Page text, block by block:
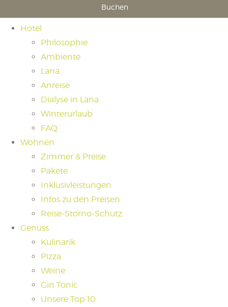
Buchen
Hotel
Philosophie
Ambiente
Lana
Anreise
Dialyse in Lana
Winterurlaub
FAQ
Wohnen
Zimmer & Preise
Pakete
Inklusivleistungen
Infos zu den Preisen
Reise-Storno-Schutz
Genuss
Kulinarik
Pizza
Weine
Gin Tonic
Unsere Top 10